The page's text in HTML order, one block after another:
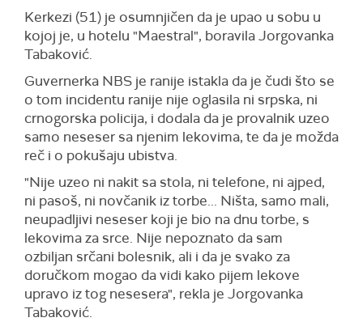
Kerkezi (51) je osumnjičen da je upao u sobu u
kojoj je, u hotelu "Maestral", boravila Jorgovanka
Tabaković.
Guvernerka NBS je ranije istakla da je čudi što se
o tom incidentu ranije nije oglasila ni srpska, ni
crnogorska policija, i dodala da je provalnik uzeo
samo neseser sa njenim lekovima, te da je možda
reč i o pokušaju ubistva.
"Nije uzeo ni nakit sa stola, ni telefone, ni ajped,
ni pasoš, ni novčanik iz torbe... Ništa, samo mali,
neupadljivi neseser koji je bio na dnu torbe, s
lekovima za srce. Nije nepoznato da sam
ozbiljan srčani bolesnik, ali i da je svako za
doručkom mogao da vidi kako pijem lekove
upravo iz tog nesesera", rekla je Jorgovanka
Tabaković.